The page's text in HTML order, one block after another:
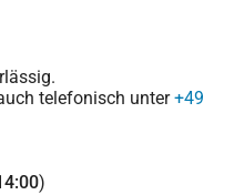
telefonisch unter+49
)